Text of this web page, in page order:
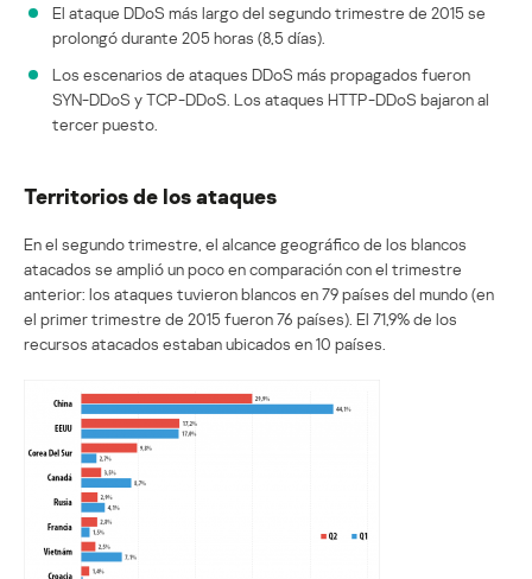
El ataque DDoS más largo del segundo trimestre de 2015 se
prolongó durante 205 horas (8,5 días).
Los escenarios de ataques DDoS más propagados fueron
SYN-DDoS y TCP-DDoS. Los ataques HTTP-DDoS bajaron al
tercer puesto.
Territorios de los ataques
En el segundo trimestre, el alcance geográfico de los blancos
atacados se amplió un poco en comparación con el trimestre
anterior: los ataques tuvieron blancos en 79 países del mundo (en
el primer trimestre de 2015 fueron 76 países). El 71,9% de los
recursos atacados estaban ubicados en 10 países.